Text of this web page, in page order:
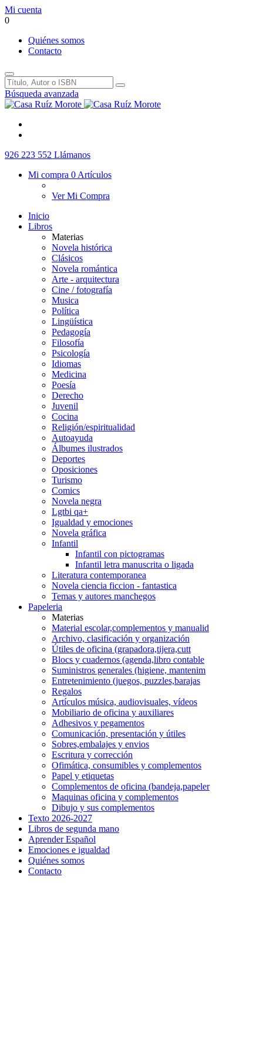
Mi cuenta
0
Quiénes somos
Contacto
Búsqueda avanzada
926 223 552 Llámanos
Mi compra 0 Artículos
Ver Mi Compra
Inicio
Libros
Materias
Novela histórica
Clásicos
Novela romántica
Arte - arquitectura
Cine / fotografía
Musica
Política
Lingüística
Pedagogía
Filosofía
Psicología
Idiomas
Medicina
Poesía
Derecho
Juvenil
Cocina
Religión/espiritualidad
Autoayuda
Álbumes ilustrados
Deportes
Oposiciones
Turismo
Comics
Novela negra
Lgtbi qa+
Igualdad y emociones
Novela gráfica
Infantil
Infantil con pictogramas
Infantil letra manuscrita o ligada
Literatura contemporanea
Novela ciencia ficcion - fantastica
Temas y autores manchegos
Papeleria
Materias
Material escolar,complementos y manualid
Archivo, clasificación y organización
Útiles de oficina (grapadora,tijera,cutt
Blocs y cuadernos (agenda,libro contable
Suministros generales (higiene, mantenim
Entretenimiento (juegos, puzzles,barajas
Regalos
Artículos música, audiovisuales, vídeos
Mobiliario de oficina y auxiliares
Adhesivos y pegamentos
Comunicación, presentación y útiles
Sobres,embalajes y envios
Escritura y corrección
Ofimática, consumibles y complementos
Papel y etiquetas
Complementos de oficina (bandeja,papeler
Maquinas oficina y complementos
Dibujo y sus complementos
Texto 2026-2027
Libros de segunda mano
Aprender Español
Emociones e igualdad
Quiénes somos
Contacto